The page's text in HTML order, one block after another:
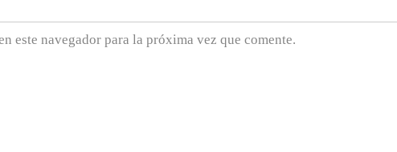
este navegador para la próxima vez que comente.